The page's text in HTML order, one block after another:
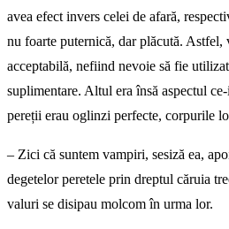
avea efect invers celei de afară,
nu foarte puternică, dar plăcută. Astfel,
acceptabilă, nefiind nevoie să fie
suplimentare. Altul era însă aspectul
pereții erau oglinzi perfecte, corpurile
– Zici că suntem vampiri, sesiză ea,
degetelor peretele prin dreptul căruia
valuri se disipau molcom în urma lor.